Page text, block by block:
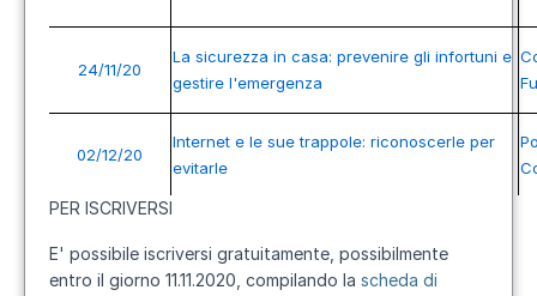
24/11/20
La sicurezza in casa: prevenire gli infortuni e
gestire l'emergenza
02/12/20
Internet e le sue trappole: riconoscerle per
evitarle
PER ISCRIVERSI
E' possibile iscriversi gratuitamente, possibilmente
entro il giorno 11.11.2020, compilando la scheda di